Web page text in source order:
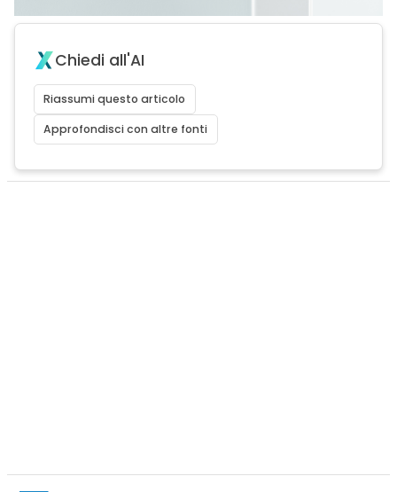
Chiedi all'AI
Riassumi questo articolo
Approfondisci con altre fonti